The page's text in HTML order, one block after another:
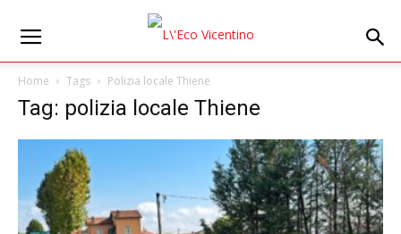
Home Tags Polizia locale Thiene
Tag: polizia locale Thiene